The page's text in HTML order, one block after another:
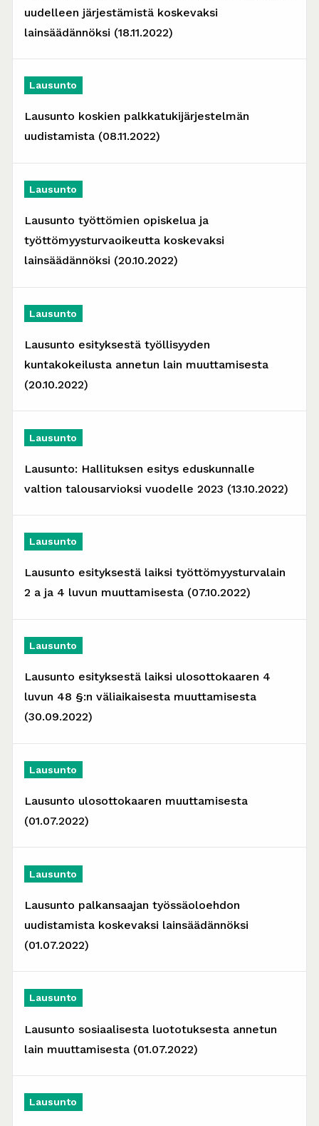
uudelleen järjestämistä koskevaksi
lainsäädännöksi (18.11.2022)
Lausunto
Lausunto koskien palkkatukijärjestelmän
uudistamista (08.11.2022)
Lausunto
Lausunto työttömien opiskelua ja
työttömyysturvaoikeutta koskevaksi
lainsäädännöksi (20.10.2022)
Lausunto
Lausunto esityksestä työllisyyden
kuntakokeilusta annetun lain muuttamisesta
(20.10.2022)
Lausunto
Lausunto: Hallituksen esitys eduskunnalle
valtion talousarvioksi vuodelle 2023 (13.10.2022)
Lausunto
Lausunto esityksestä laiksi työttömyysturvalain
2 a ja 4 luvun muuttamisesta (07.10.2022)
Lausunto
Lausunto esityksestä laiksi ulosottokaaren 4
luvun 48 §:n väliaikaisesta muuttamisesta
(30.09.2022)
Lausunto
Lausunto ulosottokaaren muuttamisesta
(01.07.2022)
Lausunto
Lausunto palkansaajan työssäoloehdon
uudistamista koskevaksi lainsäädännöksi
(01.07.2022)
Lausunto
Lausunto sosiaalisesta luototuksesta annetun
lain muuttamisesta (01.07.2022)
Lausunto